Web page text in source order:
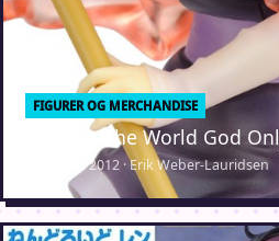
FIGURER OG MERCHANDISE
Elsie fra The World God
3. august 2012 · Erik Weber-Lauridsen